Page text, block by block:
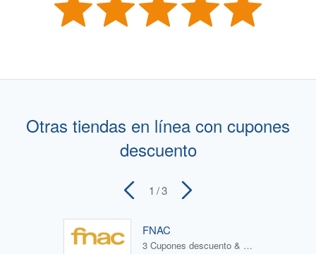
Otras tiendas en línea con cupones
descuento
1 / 3
FNAC
3 Cupones descuento & 4 Ofertas